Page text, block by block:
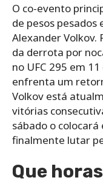
O co-evento
de pesos pesados
Alexander Volkov.
da derrota por
no UFC 295 em
enfrenta um
Volkov está
vitórias
sábado o
finalmente lutar
Que